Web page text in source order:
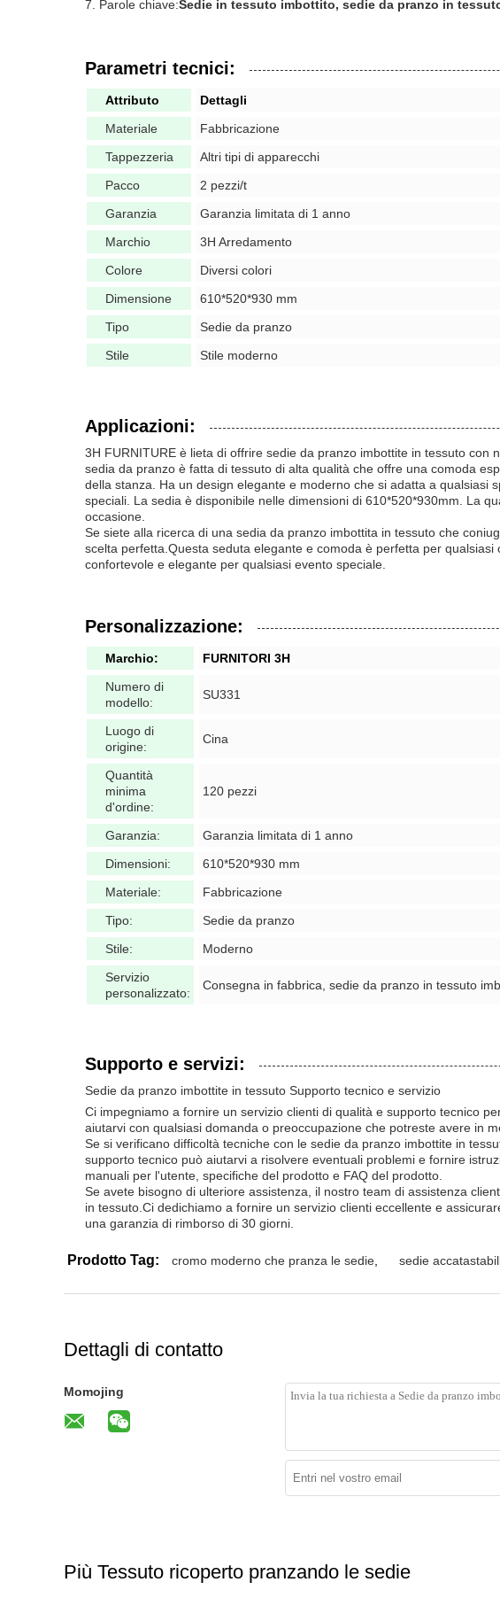
Parole chiave:Sedie in tessuto imbottito, sedie da pranzo in
Parametri tecnici:
Attributo
Dettagli
Materiale
Fabbricazione
Tappezzeria
Altri tipi di apparecchi
Pacco
2 pezzi/t
Garanzia
Garanzia limitata di 1 anno
Marchio
3H Arredamento
Colore
Diversi colori
Dimensione
610*520*930 mm
Tipo
Sedie da pranzo
Stile
Stile moderno
Applicazioni:
3H FURNITURE è lieta di offrire sedie da pranzo imbottite in tessuto
sedia da pranzo è fatta di tessuto di alta qualità che offre una comoda
della stanza. Ha un design elegante e moderno che si adatta a
speciali. La sedia è disponibile nelle dimensioni di 610*520*930mm. La
occasione.
Se siete alla ricerca di una sedia da pranzo imbottita in tessuto che
scelta perfetta.Questa seduta elegante e comoda è perfetta per
confortevole e elegante per qualsiasi evento speciale.
Personalizzazione:
Marchio:
FURNITORI 3H
Numero di
modello:
SU331
Luogo di
origine:
Cina
Quantità
minima
d'ordine:
120 pezzi
Garanzia:
Garanzia limitata di 1 anno
Dimensioni:
610*520*930 mm
Materiale:
Fabbricazione
Tipo:
Sedie da pranzo
Stile:
Moderno
Servizio
personalizzato:
Consegna in fabbrica, sedie da pranzo in tessuto
Supporto e servizi:
Sedie da pranzo imbottite in tessuto Supporto tecnico e servizio
Ci impegniamo a fornire un servizio clienti di qualità e supporto tecnico
aiutarvi con qualsiasi domanda o preoccupazione che potreste avere in
Se si verificano difficoltà tecniche con le sedie da pranzo imbottite in
supporto tecnico può aiutarvi a risolvere eventuali problemi e fornire
manuali per l'utente, specifiche del prodotto e FAQ del prodotto.
Se avete bisogno di ulteriore assistenza, il nostro team di assistenza
in tessuto.Ci dedichiamo a fornire un servizio clienti eccellente e
una garanzia di rimborso di 30 giorni.
Prodotto Tag: cromo moderno che pranza le sedie sedie
Dettagli di contatto
Momojing
Più Tessuto ricoperto pranzando le sedie